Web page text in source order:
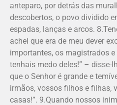
anteparo, por detrás das
descobertos, o povo dividido
espadas, lanças e arcos.
achei que era de meu dever
importantes, os magistrados
tenhais medo deles!” – disse-
que o Senhor é grande e
irmãos, vossos filhos e filhas,
casas!”. 9.Quando nossos